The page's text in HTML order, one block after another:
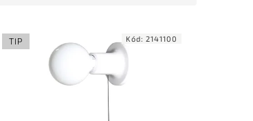
TIP Kód:2141100